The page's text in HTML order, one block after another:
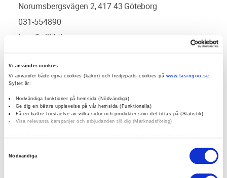
Vi använder cookies
Vi använder både egna cookies (kakor) och tredjeparts-cookies på www.lasingoo.se.
Syftet är:
Nödvändiga funktioner på hemsida (Nödvändiga)
Ge dig en bättre upplevelse på vår hemsida (Funktionella)
Få en bättre förståelse av vilka sidor och produkter som det tittas på (Statistik)
Visa relevanta kampanjer och erbjudanden till dig (Marknadsföring)
längst ned på sidan. Ändra dina inställningar. Läs mer om hur vi använder cookies och
Nödvändiga
norumsbergsvägen 2, 417 43
göteborg
031-554890
tuve@alltibil.se
Boka verkstadstid
social media: